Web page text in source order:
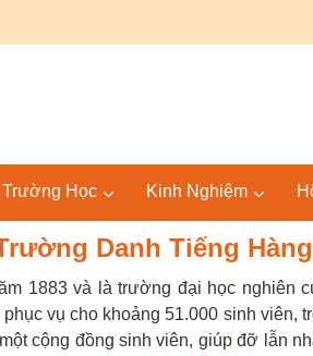
Trường Học Kinh Nghiệm
Danh Tiếng
1883 và là trường đại học nghiên
vụ cho khoảng 51.000 sinh viên,
cộng đồng sinh viên, giúp đỡ lẫn